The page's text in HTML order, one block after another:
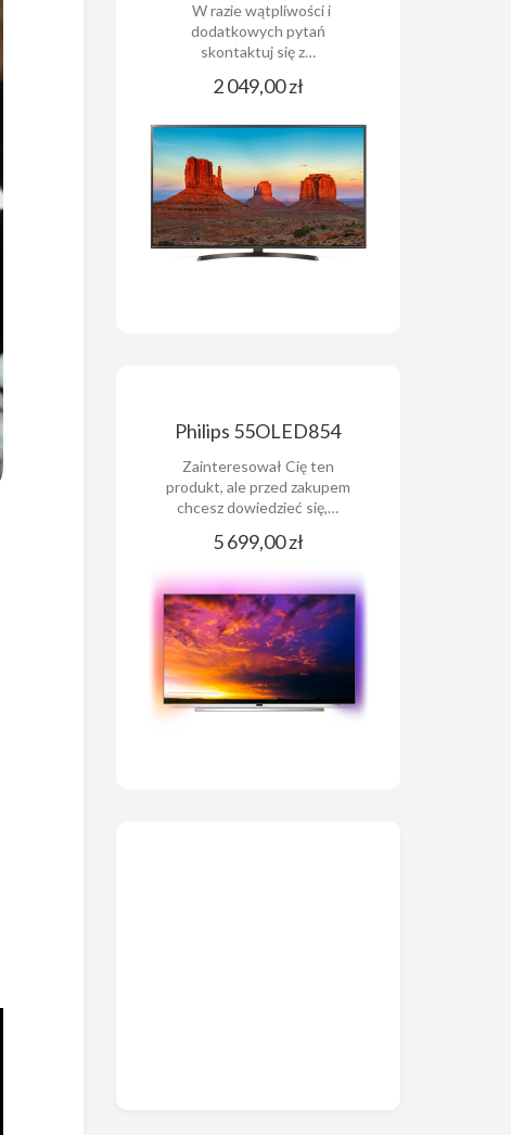
W razie wątpliwości i
dodatkowych pytań
skontaktuj się z…
2 049,00 zł
Philips 55OLED854
Zainteresował Cię ten
produkt, ale przed zakupem
chcesz dowiedzieć się,…
5 699,00 zł